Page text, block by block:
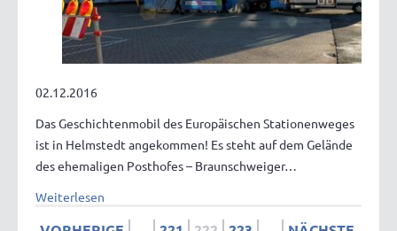
02.12.2016
Das Geschichtenmobil des Europäischen Stationenweges
ist in Helmstedt angekommen! Es steht auf dem Gelände
des ehemaligen Posthofes – Braunschweiger…
Weiterlesen